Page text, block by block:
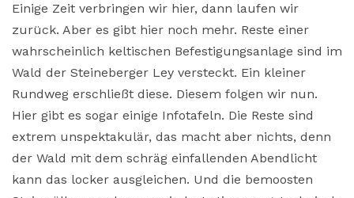
Einige Zeit verbringen wir hier, dann laufen wir
zurück. Aber es gibt hier noch mehr. Reste einer
wahrscheinlich keltischen Befestigungsanlage sind im
Wald der Steineberger Ley versteckt. Ein kleiner
Rundweg erschließt diese. Diesem folgen wir nun.
Hier gibt es sogar einige Infotafeln. Die Reste sind
extrem unspektakulär, das macht aber nichts, denn
der Wald mit dem schräg einfallenden Abendlicht
kann das locker ausgleichen. Und die bemoosten